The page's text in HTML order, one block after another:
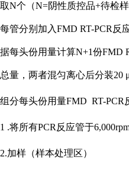
取N个（N=阴性质控品+待检
每管分别加入FMD RT-PCR反
据每头份用量计算N+1份FMD
总量，两者混匀离心后分装20
组分每头份用量FMD RT-PCR
1 .将所有PCR反应管于
2.加样（样本处理区）